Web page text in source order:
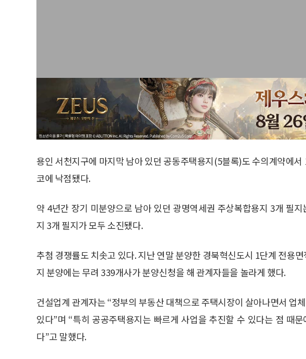
용인 서천지구에 마지막 남아 있던 공동주택용지(5블록)도 수의계약에
코에 낙점됐다.
약 4년간 장기 미분양으로 남아 있던 광명역세권 주상복합용지 3개 필
지 3개 필지가 모두 소진됐다.
추첨 경쟁률도 치솟고 있다. 지난 연말 분양한 경북혁신도시 1단계 전용
지 분양에는 무려 339개사가 분양신청을 해 관계자들을 놀라게 했다.
건설업계 관계자는 “정부의 부동산 대책으로 주택시장이 살아나면서 업
있다”며 “특히 공공주택용지는 빠르게 사업을 추진할 수 있다는 점 때
다”고 말했다.